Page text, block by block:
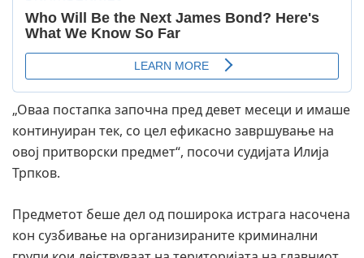
„Оваа постапка започна пред девет месеци и имаше
континуиран тек, со цел ефикасно завршување на
овој притворски предмет“, посочи судијата Илија
Трпков.
Предметот беше дел од поширока истрага насочена
кон сузбивање на организираните криминални